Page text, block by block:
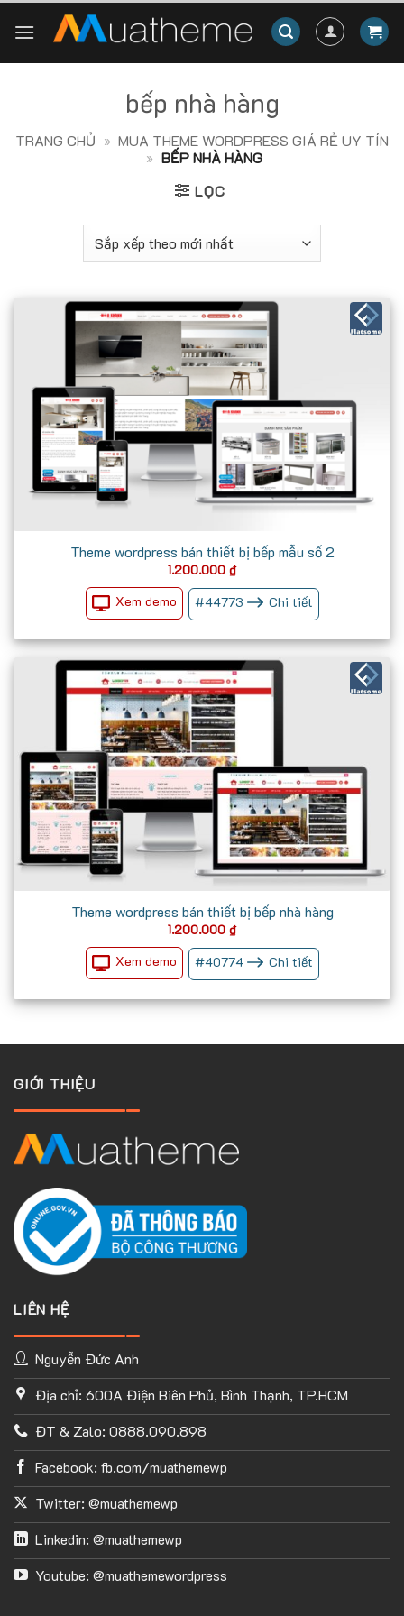
bếp nhà hàng
TRANG CHỦ » MUA THEME WORDPRESS GIÁ RẺ UY TÍN
» BẾP NHÀ HÀNG
LỌC
Theme wordpress bán thiết bị bếp mẫu số 2
1.200.000 ₫
Xem demo #44773 Chi tiết
Theme wordpress bán thiết bị bếp nhà hàng
1.200.000 ₫
Xem demo #40774 Chi tiết
GIỚI THIỆU
LIÊN HỆ
Nguyễn Đức Anh
Địa chỉ: 600A Điện Biên Phủ, Bình Thạnh, TP.HCM
ĐT & Zalo: 0888.090.898
Facebook: fb.com/muathemewp
Twitter: @muathemewp
Linkedin: @muathemewp
Youtube: @muathemewordpress